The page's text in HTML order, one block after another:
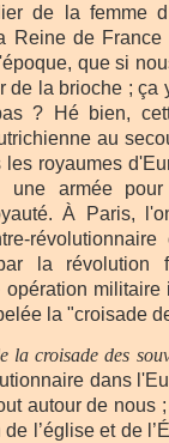
de la femme
Reine de
que si
de la brioche ; ça
? Hé bien,
au
royaumes
une armée
À Paris,
la révolution
la "croisade
la croisade des
dans
autour de nous
l’église et de